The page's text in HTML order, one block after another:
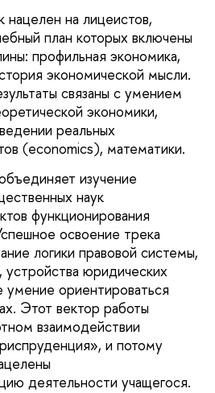
на лицеистов,
план которых включены
профильная экономика,
экономической мысли.
связаны с умением
экономики,
реальных
(economics), математики.
изучение
наук
функционирования
освоение трека
логики правовой системы,
устройства юридических
ориентироваться
Этот вектор работы
взаимодействии
и потому
деятельности учащегося.